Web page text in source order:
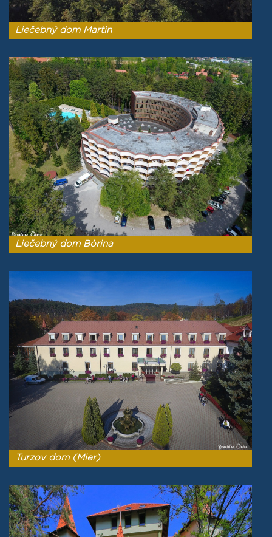
Liečebný dom Martin
Liečebný dom Bôrina
Turzov dom (Mier)